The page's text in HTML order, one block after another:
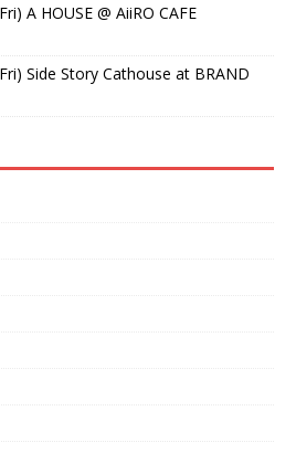
A HOUSE @ AiiRO CAFE
Side Story Cathouse at BRAND